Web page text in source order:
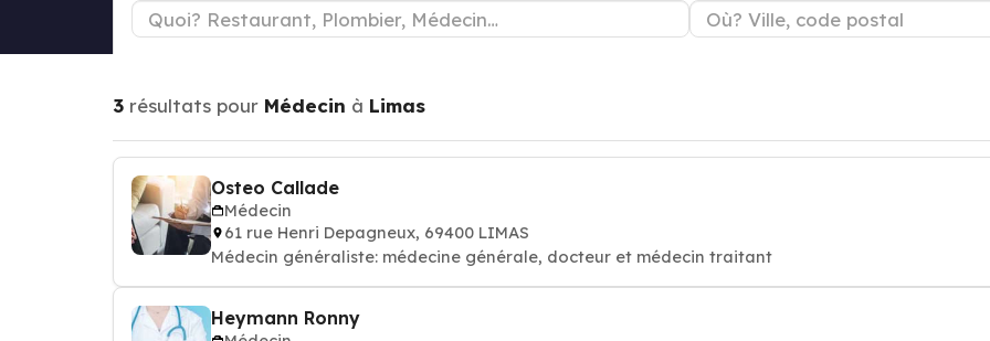
3 résultats pour Médecin à Limas
Osteo Callade
Médecin
61 rue Henri Depagneux, 69400 LIMAS
Médecin généraliste: médecine générale, docteur et médecin traitant
Heymann Ronny